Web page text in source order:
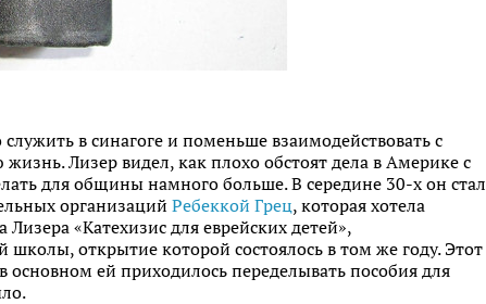
в синагоге и поменьше взаимодействовать с
Лизер видел, как плохо обстоят дела в Америке с
для общины намного больше. В середине 30-х он стал
организаций Ребеккой Грец, которая хотела
«Катехизис для еврейских детей»,
школы, открытие которой состоялось в том же году. Этот
ей приходилось переделывать пособия для